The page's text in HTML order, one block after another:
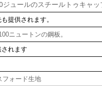
ジュールのスチールトゥキャッ
提供されます。
ニュートンの鋼板。
れます
フォード生地